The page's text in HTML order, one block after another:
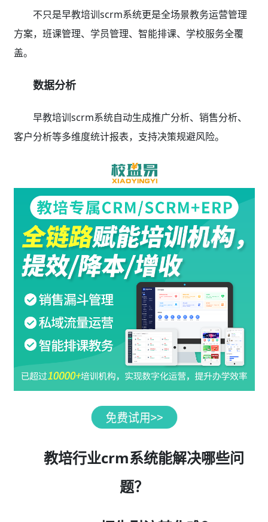
不只是早教培训scrm系统更是全场景教务运营管理
方案，班课管理、学员管理、智能排课、学校服务全覆
盖。
数据分析
早教培训scrm系统自动生成推广分析、销售分析、
客户分析等多维度统计报表，支持决策规避风险。
教培行业crm系统能解决哪些问
题？